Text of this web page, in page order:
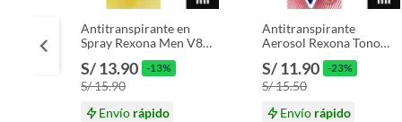
Antitranspirante en
Spray Rexona Men V8
Envase 150 mL
S/ 13.90 -13%
S/ 15.90
Envío rápido
Antitranspirante
Aerosol Rexona Tono
Perfecto 72H Envase
150 mL
S/ 11.90 -23%
S/ 15.50
Envío rápido